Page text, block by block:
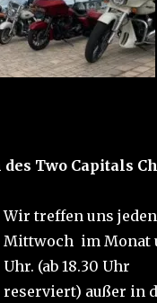
Two Capitals
Wir treffen uns
Mittwoch im Monat
Uhr. (ab 18.30 Uhr
reserviert) außer in